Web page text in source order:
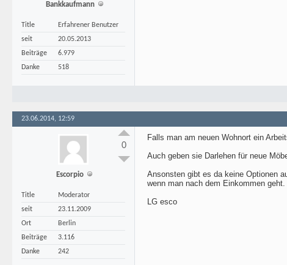
Bankkaufmann
Title
Erfahrener Benutzer
seit
20.05.2013
Beiträge
6.979
Danke
518
23.06.2014, 12:59
Escorpio
Title
Moderator
seit
23.11.2009
Ort
Berlin
Beiträge
3.116
Danke
242
0
Falls man am neuen Wohnort ein
Auch geben sie Darlehen für neue
Ansonsten gibt es da keine Optionen
wenn man nach dem Einkommen geht.
LG esco